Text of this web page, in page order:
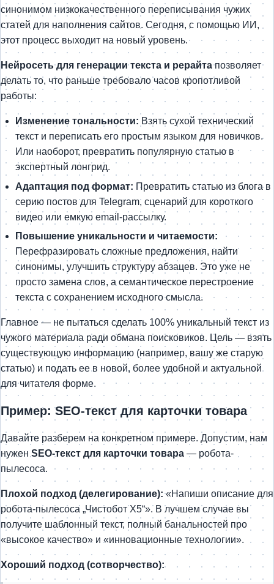
синонимом низкокачественного переписывания чужих
статей для наполнения сайтов. Сегодня, с помощью ИИ,
этот процесс выходит на новый уровень.
Нейросеть для генерации текста и рерайтапозволяет
делать то, что раньше требовало часов кропотливой
работы:
Изменение тональности: Взять сухой технический
текст и переписать его простым языком для новичков.
Или наоборот, превратить популярную статью в
экспертный лонгрид.
Адаптация под формат: Превратить статью из блога в
серию постов для Telegram, сценарий для короткого
видео или емкую email-рассылку.
Повышение уникальности и читаемости:
Перефразировать сложные предложения, найти
синонимы, улучшить структуру абзацев. Это уже не
просто замена слов, а семантическое перестроение
текста с сохранением исходного смысла.
Главное — не пытаться сделать 100% уникальный текст из
чужого материала ради обмана поисковиков. Цель — взять
существующую информацию (например, вашу же старую
статью) и подать ее в новой, более удобной и актуальной
для читателя форме.
Пример: SEO-текст для карточки товара
Давайте разберем на конкретном примере. Допустим, нам
нужен SEO-текст для карточки товара — робота-
пылесоса.
Плохой подход (делегирование):«Напиши описание для
робота-пылесоса „Чистобот X5“». В лучшем случае вы
получите шаблонный текст, полный банальностей про
«высокое качество» и «инновационные технологии».
Хороший подход (сотворчество):